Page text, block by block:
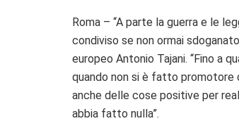
Roma – “A parte la guerra e le
condiviso se non ormai
europeo Antonio Tajani. “Fino a
quando non si è fatto
anche delle cose positive per
abbia fatto nulla”.